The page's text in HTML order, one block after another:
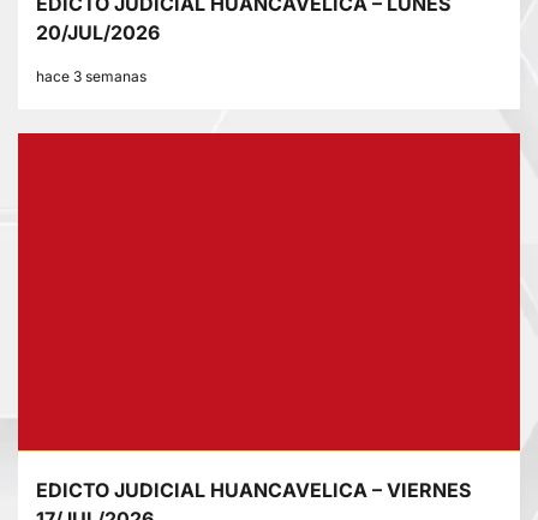
20/JUL/2026
hace 3 semanas
EDICTO JUDICIAL HUANCAVELICA – VIERNES